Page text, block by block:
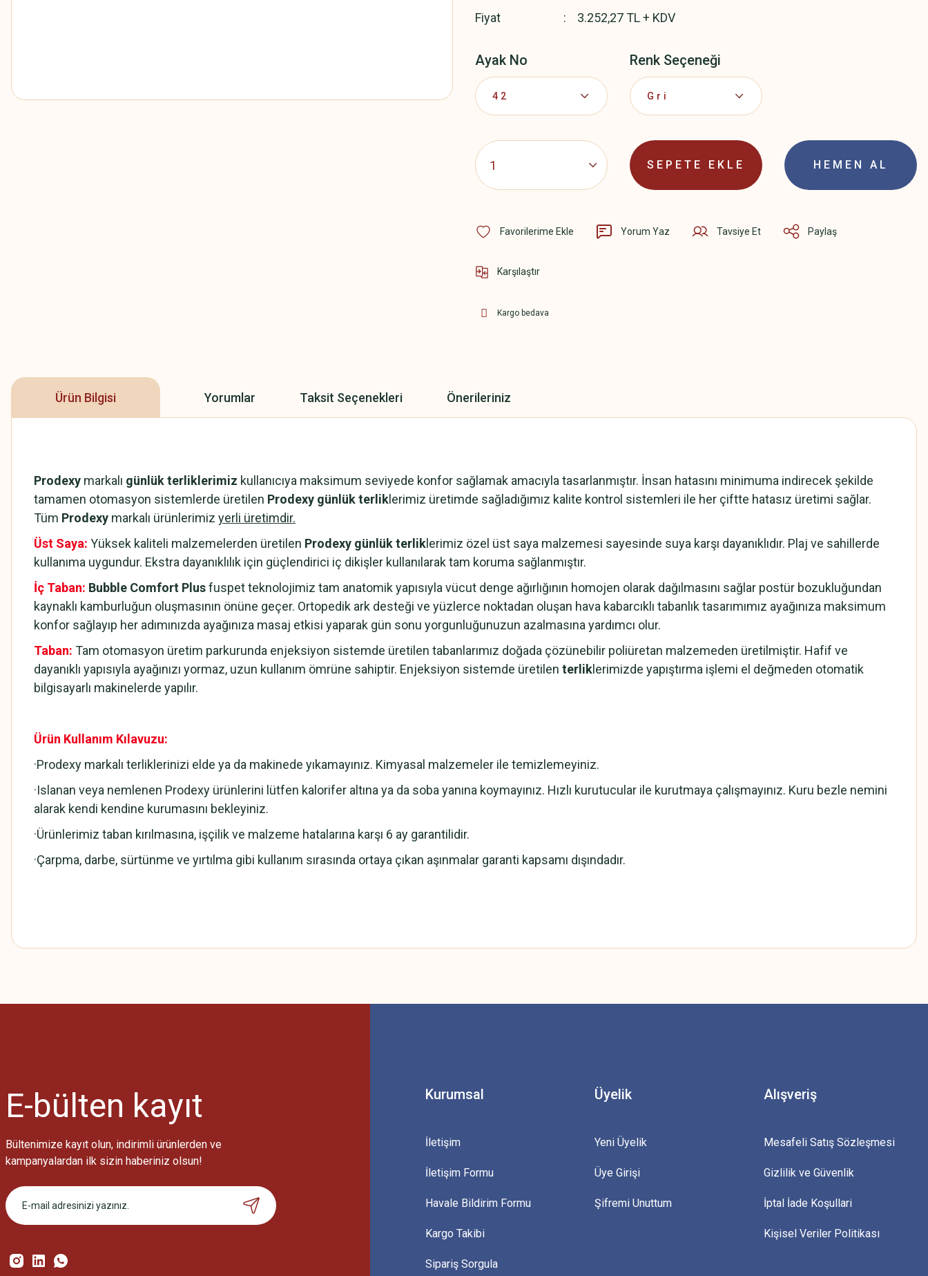
Fiyat
3.252,27 TL + KDV
Ayak No Renk Seçeneği
SEPETE EKLE HEMEN AL
Yorum Yaz Tavsiye Et Paylaş
Karşılaştır
Kargo bedava
Ürün Bilgisi Yorumlar Taksit Seçenekleri Önerileriniz
Prodexy markalı günlük terliklerimiz kullanıcıya maksimum seviyede konfor sağlamak amacıyla tasarlanmıştır. İnsan hatasını minimuma indirecek şekilde
tamamen otomasyon sistemlerde üretilen Prodexy günlük terlik lerimiz üretimde sağladığımız kalite kontrol sistemleri ile her çiftte hatasız üretimi sağlar.
Tüm Prodexy markalı ürünlerimiz yerli üretimdir.
Üst Saya: Yüksek kaliteli malzemelerden üretilen Prodexy günlük terlik lerimiz özel üst saya malzemesi sayesinde suya karşı dayanıklıdır. Plaj ve sahillerde
kullanıma uygundur. Ekstra dayanıklılık için güçlendirici iç dikişler kullanılarak tam koruma sağlanmıştır.
İç Taban: Bubble Comfort Plusfuspet teknolojimiz tam anatomik yapısıyla vücut denge ağırlığının homojen olarak dağılmasını sağlar postür bozukluğundan
kaynaklı kamburluğun oluşmasının önüne geçer. Ortopedik ark desteği ve yüzlerce noktadan oluşan hava kabarcıklı tabanlık tasarımımız ayağınıza maksimum
konfor sağlayıp her adımınızda ayağınıza masaj etkisi yaparak gün sonu yorgunluğunuzun azalmasına yardımcı olur.
Taban: Tam otomasyon üretim parkurunda enjeksiyon sistemde üretilen tabanlarımız doğada çözünebilir poliüretan malzemeden üretilmiştir. Hafif ve
dayanıklı yapısıyla ayağınızı yormaz, uzun kullanım ömrüne sahiptir. Enjeksiyon sistemde üretilen terlik lerimizde yapıştırma işlemi el değmeden otomatik
bilgisayarlı makinelerde yapılır.
Ürün Kullanım Kılavuzu:
·Prodexy markalı terliklerinizi elde ya da makinede yıkamayınız. Kimyasal malzemeler ile temizlemeyiniz.
·Islanan veya nemlenen Prodexy ürünlerini lütfen kalorifer altına ya da soba yanına koymayınız. Hızlı kurutucular ile kurutmaya çalışmayınız. Kuru bezle nemini
alarak kendi kendine kurumasını bekleyiniz.
·Ürünlerimiz taban kırılmasına, işçilik ve malzeme hatalarına karşı 6 ay garantilidir.
·Çarpma, darbe, sürtünme ve yırtılma gibi kullanım sırasında ortaya çıkan aşınmalar garanti kapsamı dışındadır.
Bu ürüne ilk yorumu siz yapın!
Bu ürüne benzer farklı alternatifler olmalı.
Gönder
E-bülten kayıt
Bültenimize kayıt olun, indirimli ürünlerden ve
kampanyalardan ilk sizin haberiniz olsun!
Kurumsal
İletişim
İletişim Formu
Havale Bildirim Formu
Kargo Takibi
Sipariş Sorgula
Üyelik
Yeni Üyelik
Üye Girişi
Şifremi Unuttum
Alışveriş
Mesafeli Satış Sözleşmesi
Gizlilik ve Güvenlik
İptal İade Koşullari
Kişisel Veriler Politikası